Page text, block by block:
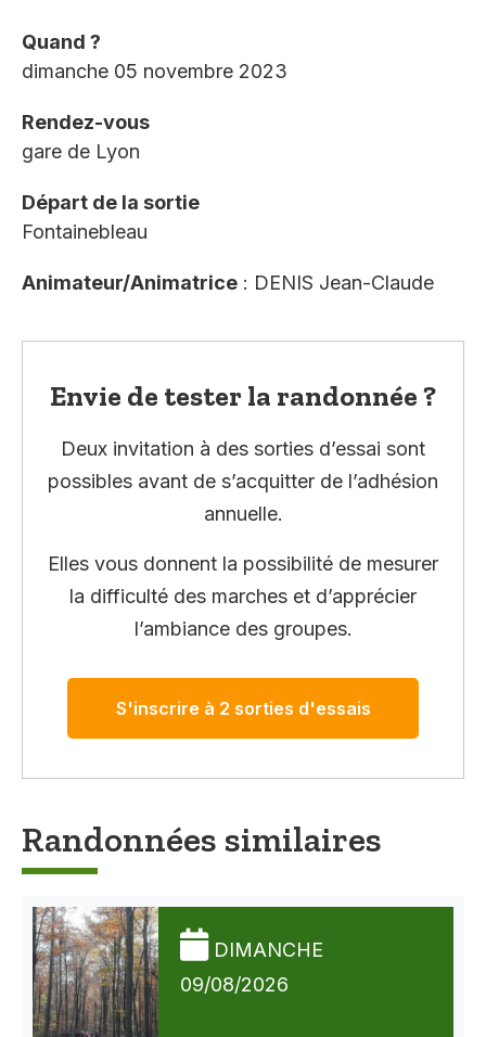
Quand ?
dimanche 05 novembre 2023
Rendez-vous
gare de Lyon
Départ de la sortie
Fontainebleau
Animateur/Animatrice : DENIS Jean-Claude
Envie de tester la randonnée ?
Deux invitation à des sorties d’essai sont
possibles avant de s’acquitter de l’adhésion
annuelle.
Elles vous donnent la possibilité de mesurer
la difficulté des marches et d’apprécier
l’ambiance des groupes.
S'inscrire à 2 sorties d'essais
Randonnées similaires
DIMANCHE
09/08/2026